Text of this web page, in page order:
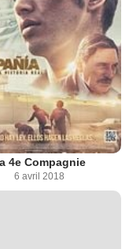
4e Compagnie
6 avril 2018